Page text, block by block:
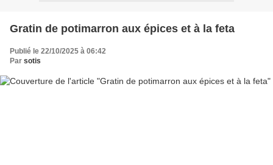
Gratin de potimarron aux épices et à la feta
Publié le 22/10/2025 à 06:42
Par sotis